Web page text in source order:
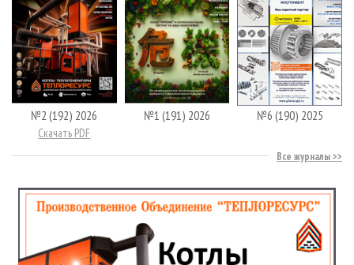
№2 (192) 2026
Скачать PDF
№1 (191) 2026 №6 (190) 2025
Все журналы